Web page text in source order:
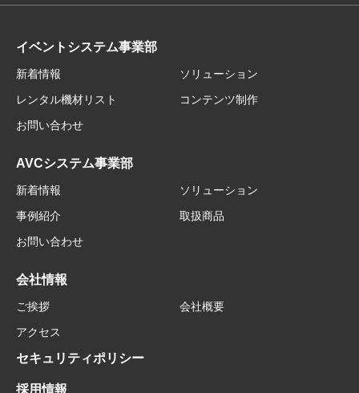
イベントシステム事業部
新着情報
ソリューション
レンタル機材リスト
コンテンツ制作
お問い合わせ
AVCシステム事業部
新着情報
ソリューション
事例紹介
取扱商品
お問い合わせ
会社情報
ご挨拶
会社概要
アクセス
セキュリティポリシー
採用情報